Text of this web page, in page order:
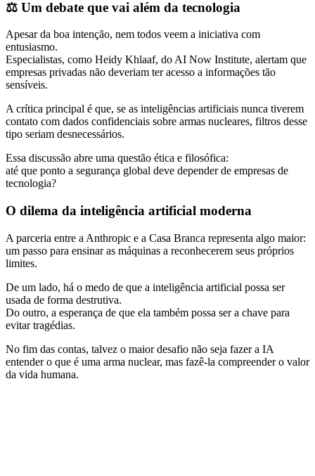
⚖️ Um debate que vai além da tecnologia
Apesar da boa intenção, nem todos veem a iniciativa com
entusiasmo.
Especialistas, como Heidy Khlaaf, do AI Now Institute, alertam que
empresas privadas não deveriam ter acesso a informações tão
sensíveis.
A crítica principal é que, se as inteligências artificiais nunca tiverem
contato com dados confidenciais sobre armas nucleares, filtros desse
tipo seriam desnecessários.
Essa discussão abre uma questão ética e filosófica:
até que ponto a segurança global deve depender de empresas de
tecnologia?
O dilema da inteligência artificial moderna
A parceria entre a Anthropic e a Casa Branca representa algo maior:
um passo para ensinar as máquinas a reconhecerem seus próprios
limites.
De um lado, há o medo de que a inteligência artificial possa ser
usada de forma destrutiva.
Do outro, a esperança de que ela também possa ser a chave para
evitar tragédias.
No fim das contas, talvez o maior desafio não seja fazer a IA
entender o que é uma arma nuclear, mas fazê-la compreender o valor
da vida humana.